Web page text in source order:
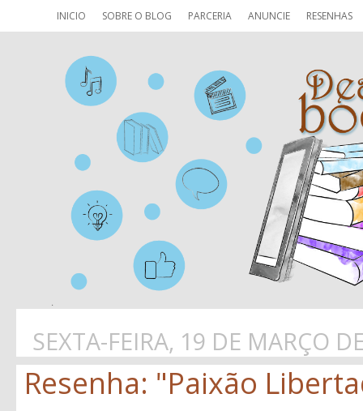
INICIO SOBRE O BLOG PARCERIA ANUNCIE RESENHAS
SEXTA-FEIRA, 19 DE MARÇO
Resenha: "Paixão